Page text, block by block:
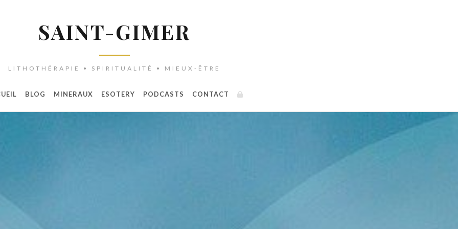
SAINT-GIMER
LITHOTHÉRAPIE • SPIRITUALITÉ • MIEUX-ÊTRE
BLOG MINERAUX ESOTERY PODCASTS CONTACT